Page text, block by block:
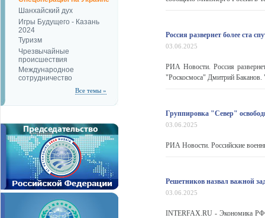
Шанхайский дух
Игры Будущего - Казань
2024
Туризм
Чрезвычайные
происшествия
Международное
сотрудничество
Все темы »
Россия развернет более ста
03.06.2025
РИА Новости. Россия
"Роскосмоса" Дмитрий Баканов.
Группировка "Север"
03.06.2025
РИА Новости. Российские
Решетников назвал важной
03.06.2025
INTERFAX.RU - Экономика РФ